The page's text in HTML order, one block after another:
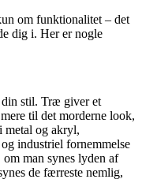
om funktionalitet – det
dig i. Her er nogle
stil. Træ giver et
til det morderne look,
metal og akryl,
industriel fornemmelse
man synes lyden af
de færreste nemlig,